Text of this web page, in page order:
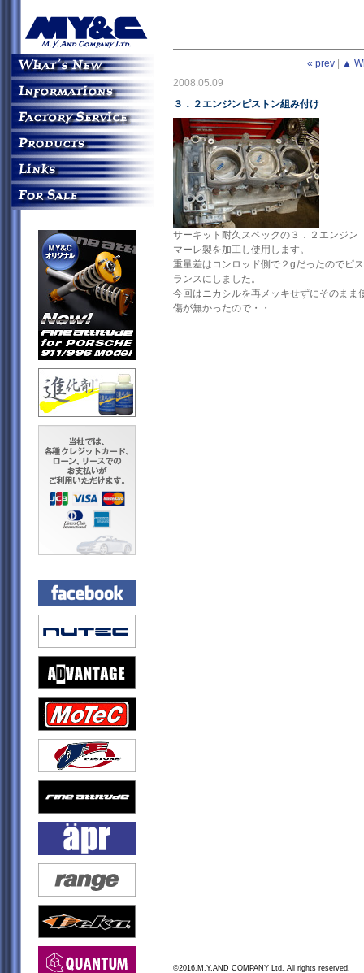
« prev
▲
2008.05.09
３．２エンジンピストン組み付け
サーキット耐久スペックの３．２エンジ
マーレ製を加工し使用します。
重量差はコンロッド側で２gだったのでピ
ランスにしました。
今回はニカシルを再メッキせずにそのまま
傷が無かったので・・
©2016.M.Y.AND COMPANY Ltd. All rights reserved.